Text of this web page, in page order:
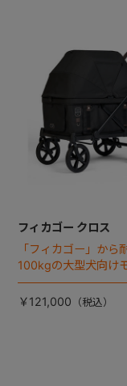
フィカゴー クロス
「フィカゴー」から
100kgの大型犬向け
登場。
￥121,000